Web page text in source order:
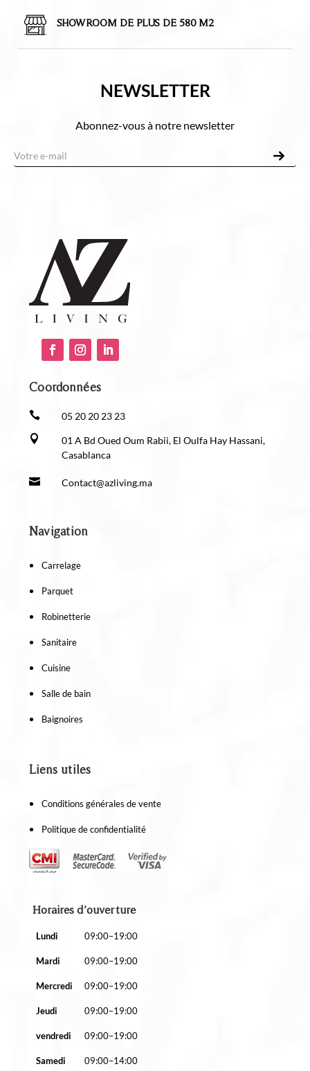
SHOWROOM DE PLUS DE 580 M2
NEWSLETTER
Abonnez-vous à notre newsletter
m
a
Coordonnées
 05 20 20 23 23

01 A Bd Oued Oum Rabii, El Oulfa Hay Hassani,
Casablanca
 Contact@azliving.ma
Navigation
Carrelage
Parquet
Robinetterie
Sanitaire
Cuisine
Salle de bain
Baignoires
Liens utiles
Conditions générales de vente
Politique de confidentialité
Horaires d’ouverture
Lundi 09:00–19:00
Mardi 09:00–19:00
Mercredi 09:00–19:00
Jeudi 09:00–19:00
vendredi 09:00–19:00
Samedi 09:00–14:00